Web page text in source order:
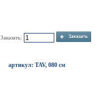
Заказать:
артикул: TAV, 080 см